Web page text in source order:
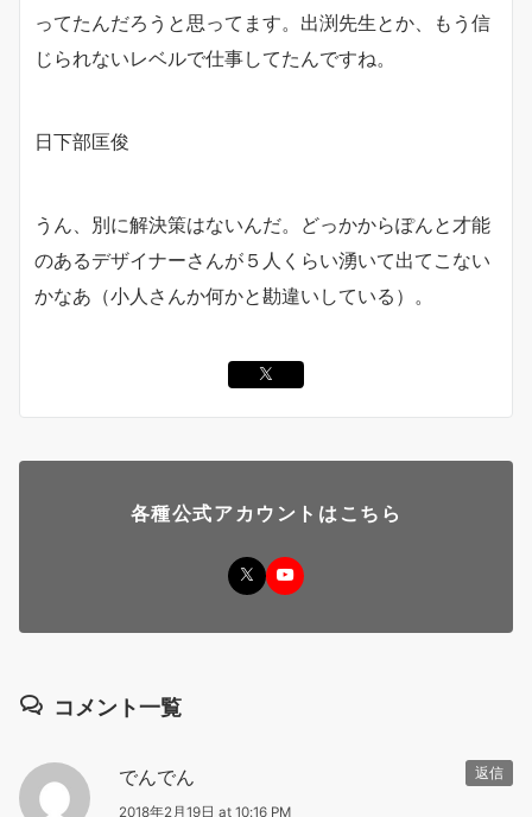
ってたんだろうと思ってます。出渕先生とか、もう信
じられないレベルで仕事してたんですね。
日下部匡俊
うん、別に解決策はないんだ。どっかからぽんと才能
のあるデザイナーさんが５人くらい湧いて出てこない
かなあ（小人さんか何かと勘違いしている）。
各種公式アカウントはこちら
コメント一覧
返信
でんでん
2018年2月19日 at 10:16 PM